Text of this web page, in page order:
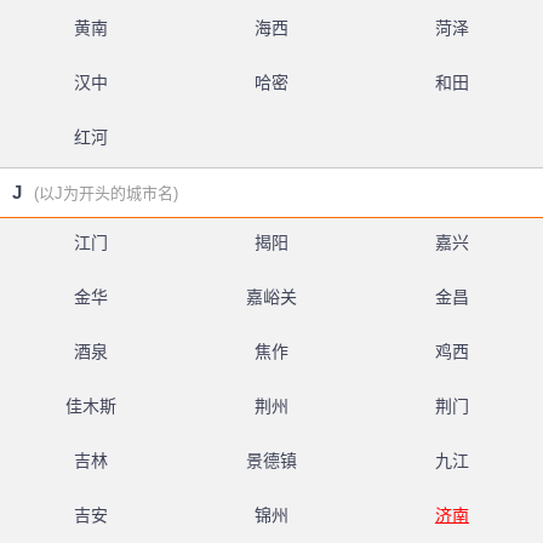
黄南 海西 菏泽
汉中 哈密 和田
红河
J (以J为开头的城市名)
江门 揭阳 嘉兴
金华 嘉峪关 金昌
酒泉 焦作 鸡西
佳木斯 荆州 荆门
吉林 景德镇 九江
吉安 锦州 济南